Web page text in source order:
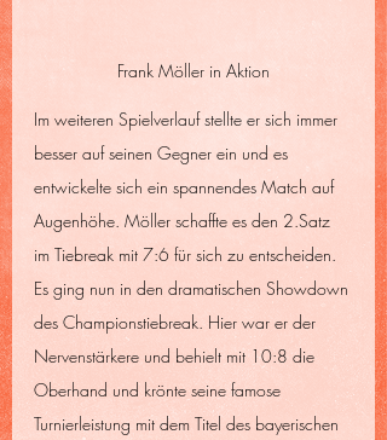
Frank Möller in Aktion
Im weiteren Spielverlauf stellte er sich immer
besser auf seinen Gegner ein und es
entwickelte sich ein spannendes Match auf
Augenhöhe. Möller schaffte es den 2.Satz
im Tiebreak mit 7:6 für sich zu entscheiden.
Es ging nun in den dramatischen Showdown
des Championstiebreak. Hier war er der
Nervenstärkere und behielt mit 10:8 die
Oberhand und krönte seine famose
Turnierleistung mit dem Titel des bayerischen